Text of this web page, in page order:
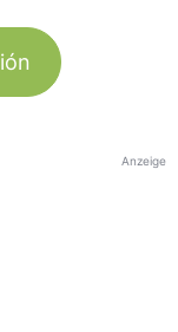
Anzeige